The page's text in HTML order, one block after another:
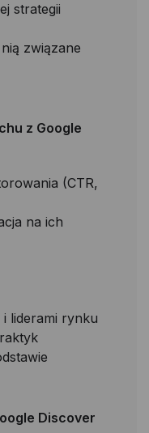
strategii
związane
z Google
(CTR,
na ich
liderami rynku
Discover